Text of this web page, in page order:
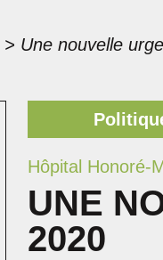
> Une nouvelle
Hôpital Honoré-
UNE
2020